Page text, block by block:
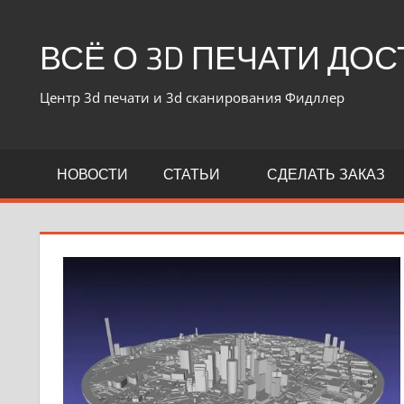
ВСЁ О 3D ПЕЧАТИ
Центр 3d печати и 3d сканирования Фидллер
НОВОСТИ СТАТЬИ СДЕЛАТЬ ЗАКАЗ